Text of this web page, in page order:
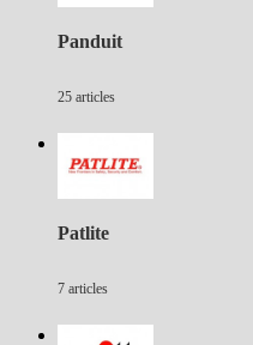
Panduit
25 articles
Patlite
7 articles